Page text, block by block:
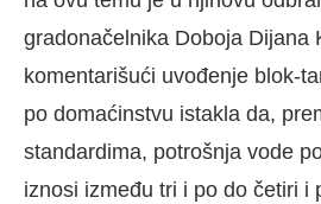
gradonačelnika Doboja Dijana
komentarišući uvođenje blok-
po domaćinstvu istakla da,
standardima, potrošnja vode
iznosi između tri i po do četiri i